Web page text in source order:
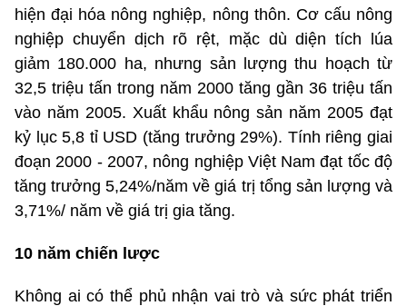
hiện đại hóa nông nghiệp, nông thôn. Cơ cấu nông
nghiệp chuyển dịch rõ rệt, mặc dù diện tích lúa
giảm 180.000 ha, nhưng sản lượng thu hoạch từ
32,5 triệu tấn trong năm 2000 tăng gần 36 triệu tấn
vào năm 2005. Xuất khẩu nông sản năm 2005 đạt
kỷ lục 5,8 tỉ USD (tăng trưởng 29%). Tính riêng giai
đoạn 2000 - 2007, nông nghiệp Việt Nam đạt tốc độ
tăng trưởng 5,24%/năm về giá trị tổng sản lượng và
3,71%/ năm về giá trị gia tăng.
10 năm chiến lược
Không ai có thể phủ nhận vai trò và sức phát triển